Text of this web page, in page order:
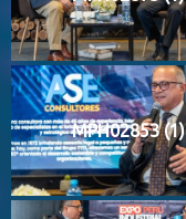
MPH02853 (1)